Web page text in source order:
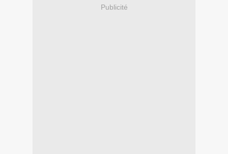
Publicité